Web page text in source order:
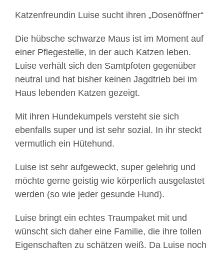
Katzenfreundin Luise sucht ihren „Dosenöffner“
Die hübsche schwarze Maus ist im Moment auf
einer Pflegestelle, in der auch Katzen leben.
Luise verhält sich den Samtpfoten gegenüber
neutral und hat bisher keinen Jagdtrieb bei im
Haus lebenden Katzen gezeigt.
Mit ihren Hundekumpels versteht sie sich
ebenfalls super und ist sehr sozial. In ihr steckt
vermutlich ein Hütehund.
Luise ist sehr aufgeweckt, super gelehrig und
möchte gerne geistig wie körperlich ausgelastet
werden (so wie jeder gesunde Hund).
Luise bringt ein echtes Traumpaket mit und
wünscht sich daher eine Familie, die ihre tollen
Eigenschaften zu schätzen weiß. Da Luise noch